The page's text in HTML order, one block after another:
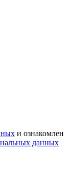
и ознакомлен
данных